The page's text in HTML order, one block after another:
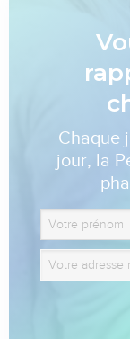
Chaque
jour, la